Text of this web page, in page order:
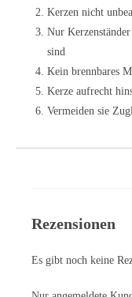
Kerzen nicht
Nur
sind
Kein brennbares
Kerze aufrecht
Vermeiden sie
Rezensionen
Es gibt noch keine